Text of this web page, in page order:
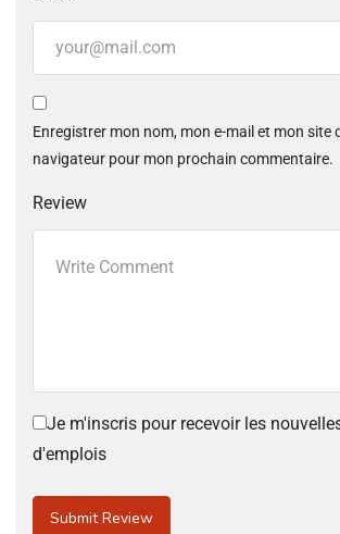
Enregistrer mon nom, mon e-mail et mon site
navigateur pour mon prochain commentaire.
Review
Je m'inscris pour recevoir les
d'emplois